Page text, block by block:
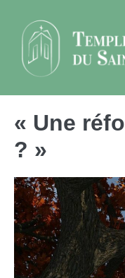
contenu
« Une
? »